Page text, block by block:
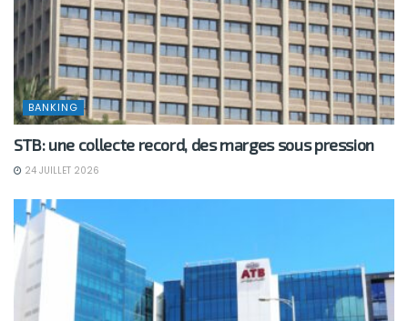
BANKING
STB: une collecte record, des marges sous pression
24 JUILLET 2026